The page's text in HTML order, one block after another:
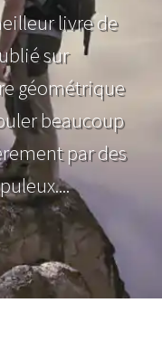
livre de
sur
géométrique
beaucoup
par des
d'info